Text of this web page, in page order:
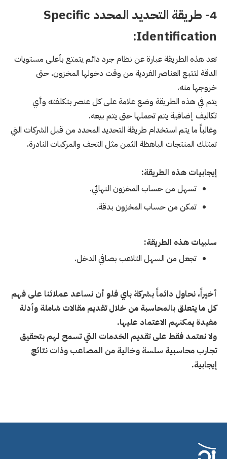
4- طريقة التحديد المحدد Specific
Identification:
تعد هذه الطريقة عبارة عن نظام جرد دائم يتمتع بأعلى مستويات
الدقة لتتبع العناصر الفردية من وقت دخولها المخزون، حتى
خروجها منه.
يتم في هذه الطريقة وضع علامة على كل عنصر بتكلفته وأي
تكاليف إضافية يتم تحملها حتى يتم بيعه.
وغالباً ما يتم استخدام طريقة التحديد المحدد من قبل الشركات التي
تمتلك المنتجات الباهظة الثمن مثل التحف والمركبات النادرة.
إيجابيات هذه الطريقة:
تسهل من حساب المخزون النهائي.
تمكن من حساب المخزون بدقة.
سلبيات هذه الطريقة:
تجعل من السهل التلاعب بصافي الدخل.
أخيراً، نحاول دائماً بشركة باي فلو أن نساعد عملائنا على فهم
كل ما يتعلق بالمحاسبة من خلال تقديم مقالات شاملة وأدلة
مفيدة يمكنهم الاعتماد عليها.
ولا نعتمد فقط على تقديم الخدمات التي تسمح لهم بتحقيق
تجارب محاسبية سلسة وخالية من المصاعب وذات نتائج
إيجابية.